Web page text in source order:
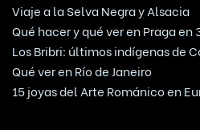
Viaje a la Selva Negra y Alsacia
Qué hacer y qué ver en Praga en
Los Bribri: últimos indígenas de
Qué ver en Río de Janeiro
15 joyas del Arte Románico en